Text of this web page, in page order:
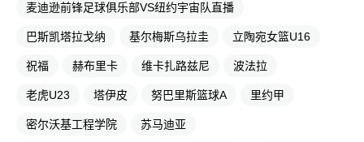
麦迪逊前锋足球俱乐部VS纽约宇宙队直播
巴斯凯塔拉戈纳 基尔梅斯乌拉圭 立陶宛女篮U16
祝福 赫布里卡 维卡扎路兹尼 波法拉
老虎U23 塔伊皮 努巴里斯篮球A 里约甲
密尔沃基工程学院 苏马迪亚